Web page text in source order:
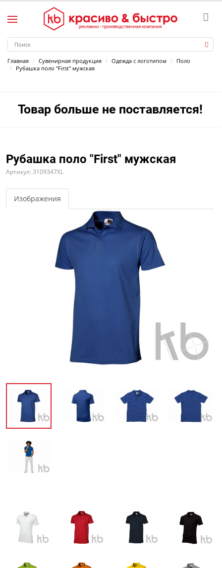
Главная Сувенирная продукция Одежда с логотипом
Поло
Рубашка поло "First" мужская
Товар больше не поставляется!
Рубашка поло "First" мужская
Артикул: 3109347XL
Изображения